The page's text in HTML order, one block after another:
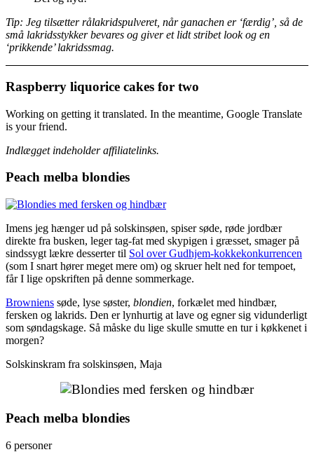
Tip: Jeg tilsætter rålakridspulveret, når ganachen er ‘færdig’, så de
små lakridsstykker bevares og giver et lidt stribet look og en
‘prikkende’ lakridssmag.
Raspberry liquorice cakes for two
Working on getting it translated. In the meantime, Google Translate
is your friend.
Indlægget indeholder affiliatelinks.
Peach melba blondies
Imens jeg hænger ud på solskinsøen, spiser søde, røde jordbær
direkte fra busken, leger tag-fat med skypigen i græsset, smager på
sindssygt lækre desserter til Sol over Gudhjem-kokkekonkurrencen
(som I snart hører meget mere om) og skruer helt ned for tempoet,
får I lige opskriften på denne sommerkage.
Browniens søde, lyse søster, blondien, forkælet med hindbær,
fersken og lakrids. Den er lynhurtig at lave og egner sig vidunderligt
som søndagskage. Så måske du lige skulle smutte en tur i køkkenet i
morgen?
Solskinskram fra solskinsøen, Maja
Peach melba blondies
6 personer